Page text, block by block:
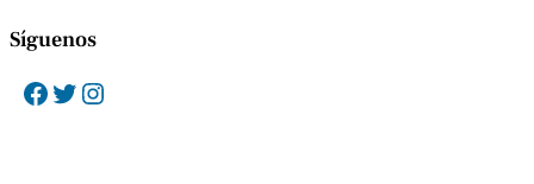
Síguenos
Facebook Twitter Instagram